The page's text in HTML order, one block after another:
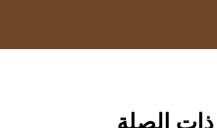
الصلة